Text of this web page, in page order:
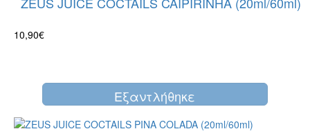
10,90€
Eξαντλήθηκε